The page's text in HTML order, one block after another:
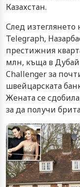
Казахстан.
След изтеглянето
Telegraph,
престижния
млн, къща в
Challenger за
швейцарската
Жената се
за да получи